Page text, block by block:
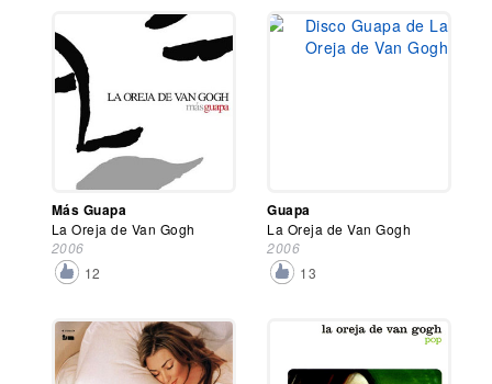
Más Guapa
La Oreja de Van Gogh
2006
12
Guapa
La Oreja de Van Gogh
2006
13